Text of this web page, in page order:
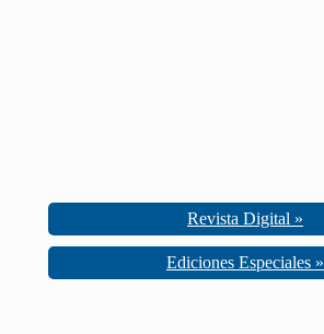
Revista Digital »
Ediciones Especiales »